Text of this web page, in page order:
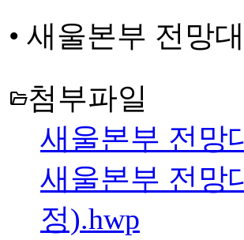
• 새울본부 전망
folder_open첨부파일
새울본부 전망
새울본부 전망
정).hwp